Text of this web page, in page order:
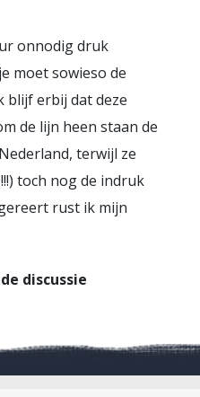
onnodig druk
moet sowieso de
blijf erbij dat deze
de lijn heen staan de
terwijl ze
toch nog de indruk
rust ik mijn
discussie